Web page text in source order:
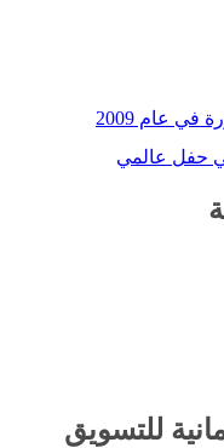
عام 2009
حفل عالمي
للتسويق